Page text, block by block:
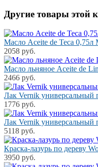
Другие товары этой
Масло Aceite de Teca 0,75л
2058 руб.
Масло льняное Aceite de
2466 руб.
Лак Vernik универсальный
1776 руб.
Лак Vernik универсальный
5118 руб.
Краска-лазурь по дереву
3950 руб.